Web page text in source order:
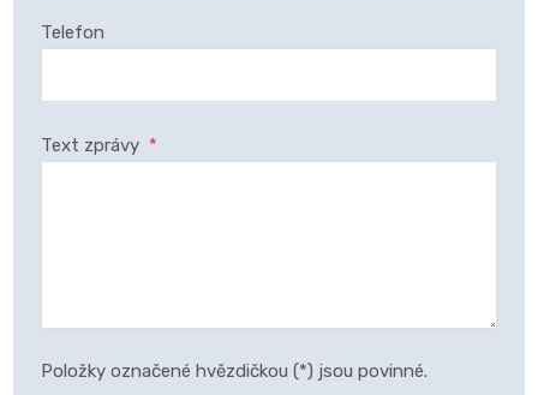
Telefon
Text zprávy *
Položky označené hvězdičkou (*) jsou povinné.